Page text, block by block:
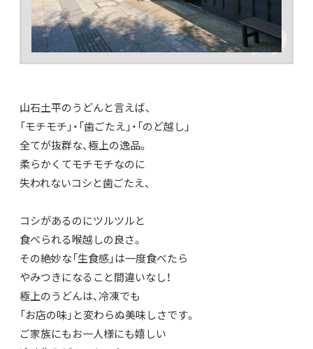
山石土平のうどんと言えば、
「モチモチ」・「歯ごたえ」・「のど越し」
全てが抜群な、極上の逸品。
柔らかくてモチモチなのに
失われないコシと歯ごたえ、
コシがあるのにツルツルと
食べられる喉越しの良さ。
その絶妙な「生食感」は一度食べたら
やみつきになること間違いなし！
極上のうどんは、冷凍でも
「お店の味」と変わらぬ美味しさです。
ご家族にもお一人様にも嬉しい